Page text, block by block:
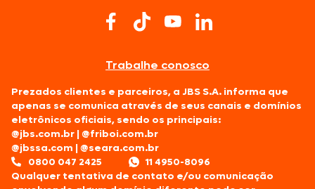
Trabalhe conosco
Prezados clientes e parceiros, a JBS S.A. informa que
apenas se comunica através de seus canais e domínios
eletrônicos oficiais, sendo os principais:
@jbs.com.br |@friboi.com.br
@jbssa.com |@seara.com.br
0800 047 2425
11 4950-8096
Qualquer tentativa de contato e/ou comunicação